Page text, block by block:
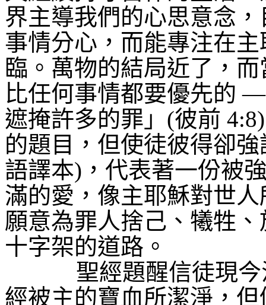
界主導我們的心思意念
事情分心，而能專注在
臨。萬物的結局近了，
比任何事情都要優先的
遮掩許多的罪」 (彼前 4:8)
的題目，但使徒彼得卻
語譯本) ，代表著一份被
滿的愛，像主耶穌對世
願意為罪人捨己、犧牲
十字架的道路。
聖經題醒信徒現
經被主的寶血所潔淨，